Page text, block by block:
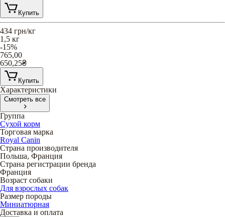
Купить
434 грн/кг
1,5 кг
-15%
765,00
650,25₴
Купить
Характеристики
Смотреть все
Группа
Сухой корм
Торговая марка
Royal Canin
Страна производителя
Польша, Франция
Страна регистрации бренда
Франция
Возраст собаки
Для взрослых собак
Размер породы
Миниатюрная
Доставка и оплата